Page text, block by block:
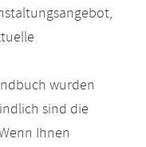
wurden
sind die
Ihnen